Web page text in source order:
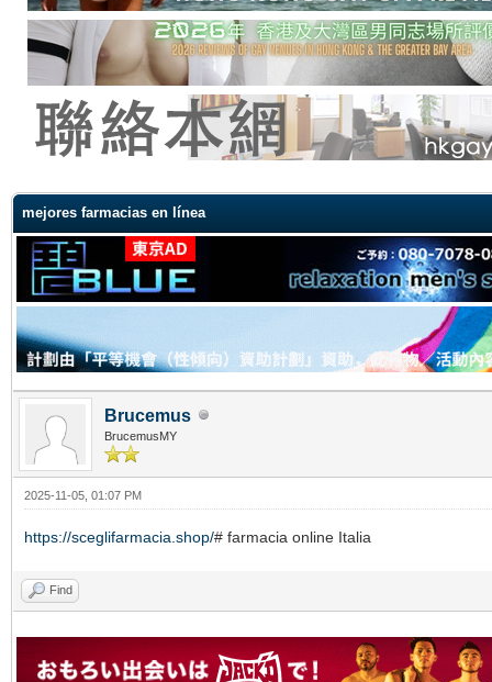
mejores farmacias en línea
Brucemus
BrucemusMY
2025-11-05, 01:07 PM
https://sceglifarmacia.shop/# farmacia online Italia
Find